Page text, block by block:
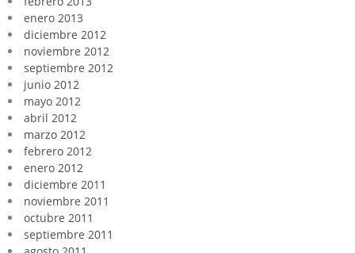
enero 2013
diciembre 2012
noviembre 2012
septiembre 2012
junio 2012
mayo 2012
abril 2012
marzo 2012
febrero 2012
enero 2012
diciembre 2011
noviembre 2011
octubre 2011
septiembre 2011